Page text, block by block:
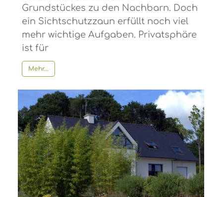
Grundstückes zu den Nachbarn. Doch
ein Sichtschutzzaun erfüllt noch viel
mehr wichtige Aufgaben. Privatsphäre
ist für
Mehr...